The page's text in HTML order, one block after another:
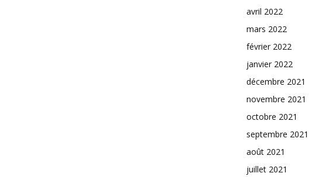
avril 2022
mars 2022
février 2022
janvier 2022
décembre 2021
novembre 2021
octobre 2021
septembre 2021
août 2021
juillet 2021